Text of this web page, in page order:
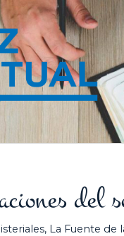
del
, La Fuente de